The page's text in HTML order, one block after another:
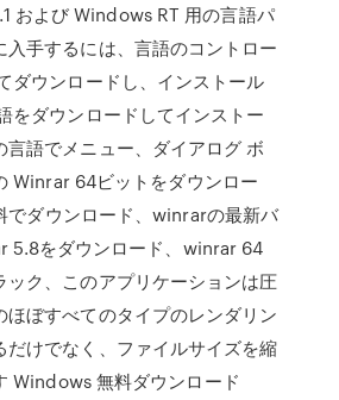
および Windows RT 用の言語パ
入手するには、言語のコントロー
ダウンロードし、インストール
をダウンロードしてインストー
言語でメニュー、ダイアログ ボ
Winrar 64ビットをダウンロー
でダウンロード、winrarの最新バ
5.8をダウンロード、winrar 64
ック、このアプリケーションは圧
ほぼすべてのタイプのレンダリン
だけでなく、ファイルサイズを縮
Windows 無料ダウンロード